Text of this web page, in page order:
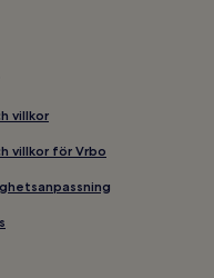
centralstation
Rörstrandsgatan
Stockholm
villkor
villkor för Vrbo